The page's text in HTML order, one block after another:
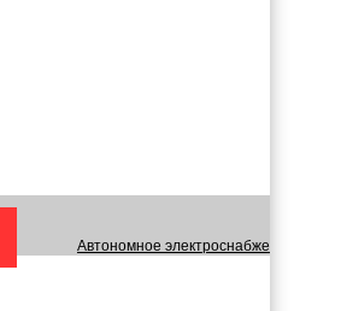
Автономное электроснабжение для